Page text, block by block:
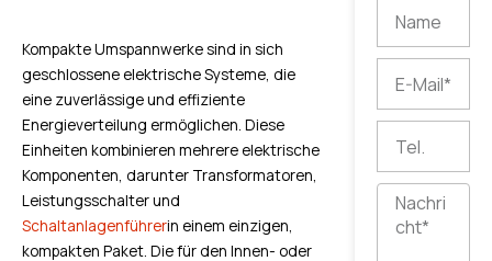
Kompakte Umspannwerke sind in sich
geschlossene elektrische Systeme, die
eine zuverlässige und effiziente
Energieverteilung ermöglichen. Diese
Einheiten kombinieren mehrere elektrische
Komponenten, darunter Transformatoren,
Leistungsschalter und
Schaltanlagenführerin einem einzigen,
kompakten Paket. Die für den Innen- oder
Mail
Nachricht